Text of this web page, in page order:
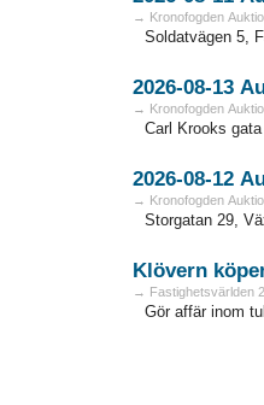
→ Kronofogden
Soldatvägen 5,
→ Kronofogden
Carl Krooks gata
→ Kronofogden
Storgatan 29,
Klövern
→ Fastighetsvärlden
Gör affär inom